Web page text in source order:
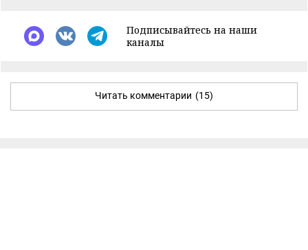
Подписывайтесь на наши
каналы
Читать комментарии (15)